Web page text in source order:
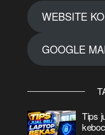
WEBSITE
GOOGLE
Tips